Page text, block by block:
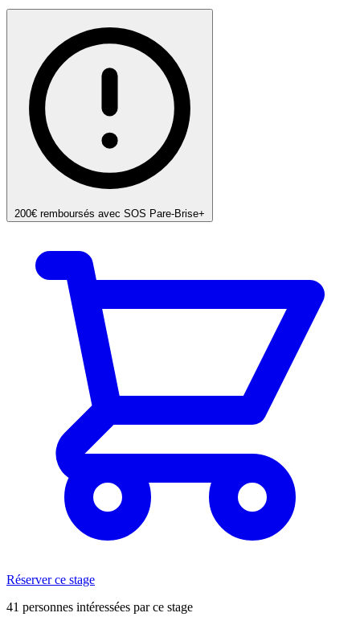
200€ remboursés avec SOS Pare-Brise+
Réserver ce stage
41 personnes intéressées par ce stage